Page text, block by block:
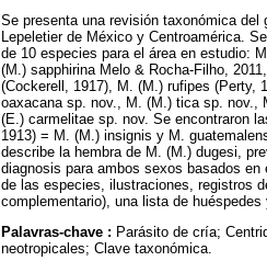
Se presenta una revisión taxonómica
Lepeletier de México y Centroamérica.
de 10 especies para el área en estudio:
(M.) sapphirina Melo & Rocha-Filho,
(Cockerell, 1917), M. (M.) rufipes (Perty,
oaxacana sp. nov., M. (M.) tica sp. nov.,
(E.) carmelitae sp. nov. Se encontraron
1913) = M. (M.) insignis y M.
describe la hembra de M. (M.) dugesi,
diagnosis para ambos sexos basados
de las especies, ilustraciones, registros
complementario), una lista de
Palavras-chave : Parásito de cría;
neotropicales; Clave taxonómica.